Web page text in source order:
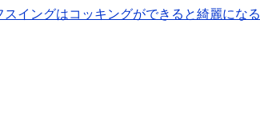
スイングはコッキングができると綺麗になる